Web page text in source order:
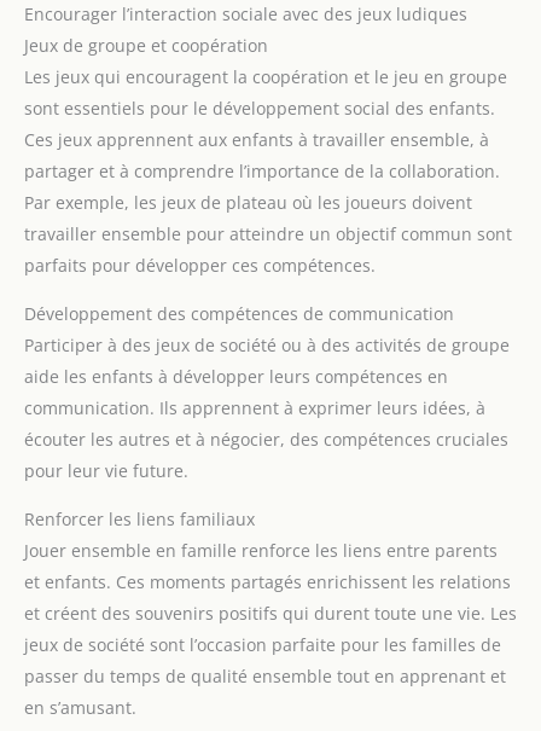
Encourager l’interaction sociale avec des jeux ludiques
Jeux de groupe et coopération
Les jeux qui encouragent la coopération et le jeu en groupe
sont essentiels pour le développement social des enfants.
Ces jeux apprennent aux enfants à travailler ensemble, à
partager et à comprendre l’importance de la collaboration.
Par exemple, les jeux de plateau où les joueurs doivent
travailler ensemble pour atteindre un objectif commun sont
parfaits pour développer ces compétences.
Développement des compétences de communication
Participer à des jeux de société ou à des activités de groupe
aide les enfants à développer leurs compétences en
communication. Ils apprennent à exprimer leurs idées, à
écouter les autres et à négocier, des compétences cruciales
pour leur vie future.
Renforcer les liens familiaux
Jouer ensemble en famille renforce les liens entre parents
et enfants. Ces moments partagés enrichissent les relations
et créent des souvenirs positifs qui durent toute une vie. Les
jeux de société sont l’occasion parfaite pour les familles de
passer du temps de qualité ensemble tout en apprenant et
en s’amusant.